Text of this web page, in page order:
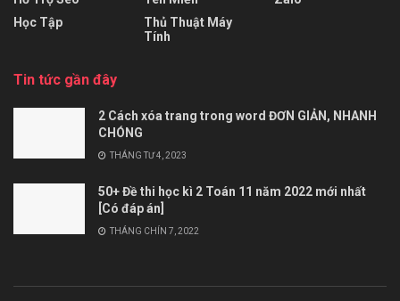
Học Tập
Thủ Thuật Máy
Tính
Tin tức gần đây
2 Cách xóa trang trong word ĐƠN GIẢN, NHANH
CHÓNG
THÁNG TƯ 4, 2023
50+ Đề thi học kì 2 Toán 11 năm 2022 mới nhất
[Có đáp án]
THÁNG CHÍN 7, 2022